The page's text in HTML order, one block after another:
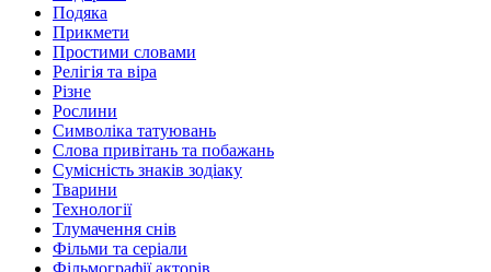
Подяка
Прикмети
Простими словами
Релігія та віра
Різне
Рослини
Символіка татуювань
Слова привітань та побажань
Сумісність знаків зодіаку
Тварини
Технології
Тлумачення снів
Фільми та серіали